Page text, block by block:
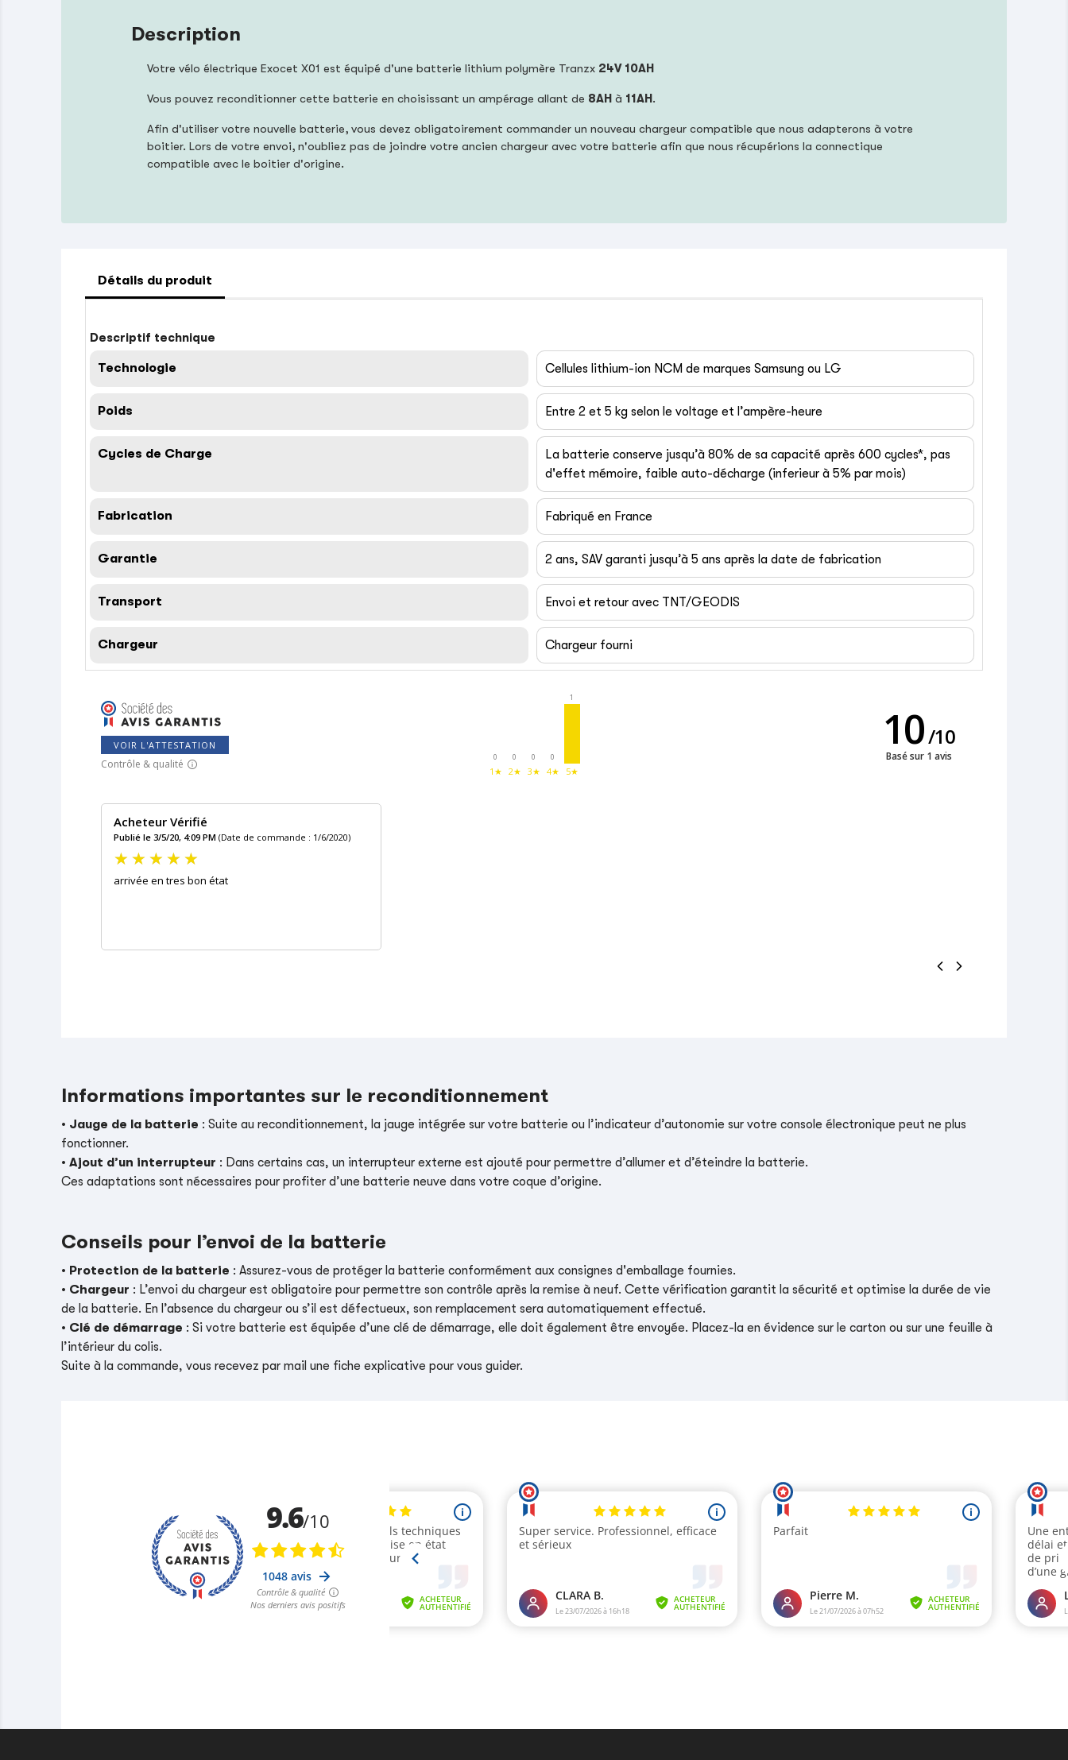
Description
Votre vélo électrique Exocet X01 est équipé d'une batterie lithium polymère Tranzx 24V 10AH
Vous pouvez reconditionner cette batterie en choisissant un ampérage allant de 8AH à 11AH.
Afin d'utiliser votre nouvelle batterie, vous devez obligatoirement commander un nouveau chargeur compatible que nous adapterons à votre
boitier. Lors de votre envoi, n'oubliez pas de joindre votre ancien chargeur avec votre batterie afin que nous récupérions la connectique
compatible avec le boitier d'origine.
Détails du produit
Descriptif technique
Technologie Cellules lithium-ion NCM de marques Samsung ou LG
Poids Entre 2 et 5 kg selon le voltage et l’ampère-heure
Cycles de Charge
La batterie conserve jusqu’à 80% de sa capacité après 600 cycles*, pas
d'effet mémoire, faible auto-décharge (inferieur à 5% par mois)
Fabrication Fabriqué en France
Garantie 2 ans, SAV garanti jusqu’à 5 ans après la date de fabrication
Transport Envoi et retour avec TNT/GEODIS
Chargeur Chargeur fourni
VOIR L'ATTESTATION
Contrôle & qualité
0
1★
0
2★
0
3★
0
4★
1
5★
10/10
Basé sur 1 avis
Acheteur Vérifié
Publié le 3/5/20, 4:09 PM (Date de commande : 1/6/2020)
arrivée en tres bon état
Informations importantes sur le reconditionnement
• Jauge de la batterie : Suite au reconditionnement, la jauge intégrée sur votre batterie ou l’indicateur d’autonomie sur votre console électronique peut ne plus
fonctionner.
•Ajout d’un interrupteur : Dans certains cas, un interrupteur externe est ajouté pour permettre d’allumer et d’éteindre la batterie.
Ces adaptations sont nécessaires pour profiter d’une batterie neuve dans votre coque d’origine.
Conseils pour l’envoi de la batterie
• Protection de la batterie : Assurez-vous de protéger la batterie conformément aux consignes d'emballage fournies.
• Chargeur : L’envoi du chargeur est obligatoire pour permettre son contrôle après la remise à neuf. Cette vérification garantit la sécurité et optimise la durée de vie
de la batterie. En l’absence du chargeur ou s’il est défectueux, son remplacement sera automatiquement effectué.
• Clé de démarrage : Si votre batterie est équipée d’une clé de démarrage, elle doit également être envoyée. Placez-la en évidence sur le carton ou sur une feuille à
l’intérieur du colis.
Suite à la commande, vous recevez par mail une fiche explicative pour vous guider.